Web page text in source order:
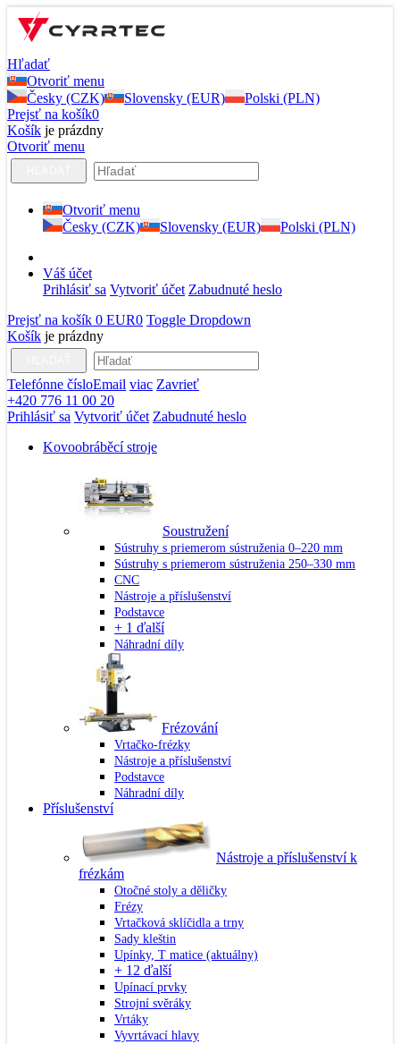
Hľadať
Otvoriť menu
Česky (CZK)
Slovensky (EUR)
Polski (PLN)
Prejsť na košík0
Košík je prázdny
Otvoriť menu
Otvoriť menu
Česky (CZK)
Slovensky (EUR) Polski (PLN)
Váš účet
Prihlásiť sa Vytvoriť účet Zabudnuté heslo
Prejsť na košík 0 EUR0 Toggle Dropdown
Košík je prázdny
Telefónne čísloEmail viac Zavrieť
+420 776 11 00 20
Prihlásiť sa Vytvoriť účet Zabudnuté heslo
Kovoobráběcí stroje
Soustružení
Sústruhy s priemerom sústruženia 0–220 mm
Sústruhy s priemerom sústruženia 250–330 mm
CNC
Nástroje a příslušenství
Podstavce
+ 1 ďalší
Náhradní díly
Frézování
Vrtačko-frézky
Nástroje a příslušenství
Podstavce
Náhradní díly
Příslušenství
Nástroje a příslušenství k
frézkám
Otočné stoly a děličky
Frézy
Vrtačková sklíčidla a trny
Sady kleštin
Upínky, T matice (aktuálny)
+ 12 ďalší
Upínací prvky
Strojní svěráky
Vrtáky
Vyvrtávací hlavy